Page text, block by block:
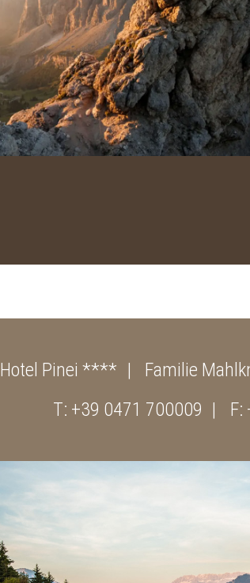
Hotel Pinei **** Familie
T: +39 0471 700009
F: